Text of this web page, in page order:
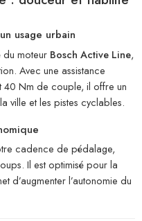
usage urbain
du moteur Bosch Active Line,
Avec une assistance
40 Nm de couple, il offre un
ville et les pistes cyclables.
cadence de pédalage,
Il est optimisé pour la
d’augmenter l’autonomie du